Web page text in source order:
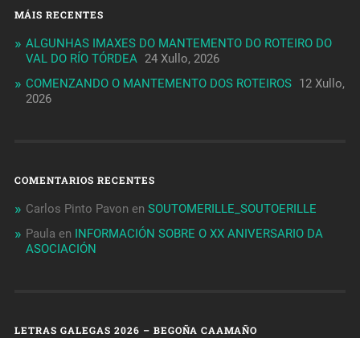
MÁIS RECENTES
ALGUNHAS IMAXES DO MANTEMENTO DO ROTEIRO DO
VAL DO RÍO TÓRDEA 24 Xullo, 2026
COMENZANDO O MANTEMENTO DOS ROTEIROS 12 Xullo,
2026
COMENTARIOS RECENTES
Carlos Pinto Pavon en SOUTOMERILLE_SOUTOERILLE
Paula en INFORMACIÓN SOBRE O XX ANIVERSARIO DA
ASOCIACIÓN
LETRAS GALEGAS 2026 – BEGOÑA CAAMAÑO